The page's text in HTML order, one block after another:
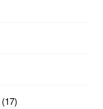
(17)